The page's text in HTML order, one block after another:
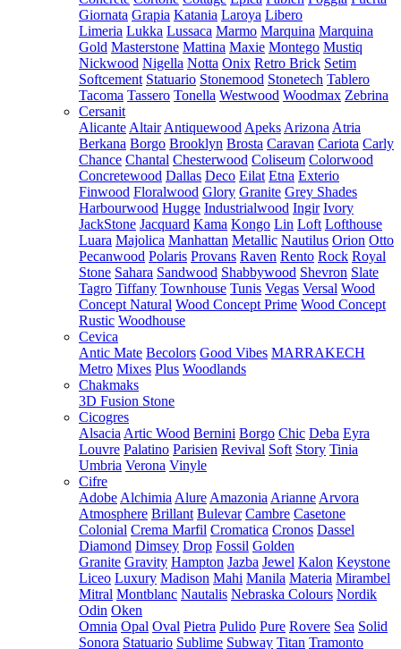
Giornata Grapia Katania Laroya Libero
Limeria Lukka Lussaca Marmo Marquina Marquina
Gold Masterstone Mattina Maxie Montego Mustiq
Nickwood Nigella Notta Onix Retro Brick Setim
Softcement Statuario Stonemood Stonetech Tablero
Tacoma Tassero Tonella Westwood Woodmax Zebrina
Cersanit
Alicante Altair Antiquewood Apeks Arizona Atria
Berkana Borgo Brooklyn Brosta Caravan Cariota Carly
Chance Chantal Chesterwood Coliseum Colorwood
Concretewood Dallas Deco Eilat Etna Exterio
Finwood Floralwood Glory Granite Grey Shades
Harbourwood Hugge Industrialwood Ingir Ivory
JackStone Jacquard Kama Kongo Lin Loft Lofthouse
Luara Majolica Manhattan Metallic Nautilus Orion Otto
Pecanwood Polaris Provans Raven Rento Rock Royal
Stone Sahara Sandwood Shabbywood Shevron Slate
Tagro Tiffany Townhouse Tunis Vegas Versal Wood
Concept Natural Wood Concept Prime Wood Concept
Rustic Woodhouse
Cevica
Antic Mate Becolors Good Vibes MARRAKECH
Metro Mixes Plus Woodlands
Chakmaks
3D Fusion Stone
Cicogres
Alsacia Artic Wood Bernini Borgo Chic Deba Eyra
Louvre Palatino Parisien Revival Soft Story Tinia
Umbria Verona Vinyle
Cifre
Adobe Alchimia Alure Amazonia Arianne Arvora
Atmosphere Brillant Bulevar Cambre Casetone
Colonial Crema Marfil Cromatica Cronos Dassel
Diamond Dimsey Drop Fossil Golden
Granite Gravity Hampton Jazba Jewel Kalon Keystone
Liceo Luxury Madison Mahi Manila Materia Mirambel
Mitral Montblanc Nautalis Nebraska Colours Nordik
Odin Oken
Omnia Opal Oval Pietra Pulido Pure Rovere Sea Solid
Sonora Statuario Sublime Subway Titan Tramonto